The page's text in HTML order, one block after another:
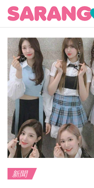
新聞